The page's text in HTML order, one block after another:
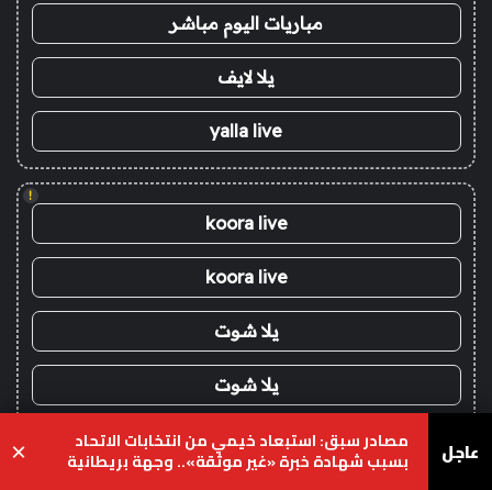
مباريات اليوم مباشر
يلا لايف
yalla live
!
koora live
koora live
يلا شوت
يلا شوت
كورة اون لاين - kora onli عاجل مصادر سبق: استبعاد خيمي من انتخابات الاتحاد
بسبب شهادة خبرة «غير موثقة».. وجهة بريطانية ×